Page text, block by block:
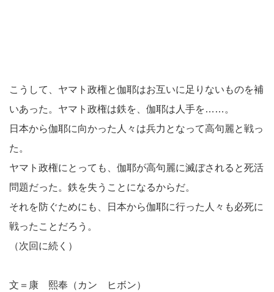
こうして、ヤマト政権と伽耶はお互いに足りないものを補
いあった。ヤマト政権は鉄を、伽耶は人手を……。
日本から伽耶に向かった人々は兵力となって高句麗と戦っ
た。
ヤマト政権にとっても、伽耶が高句麗に滅ぼされると死活
問題だった。鉄を失うことになるからだ。
それを防ぐためにも、日本から伽耶に行った人々も必死に
戦ったことだろう。
（次回に続く）
文＝康 熙奉（カン ヒボン）